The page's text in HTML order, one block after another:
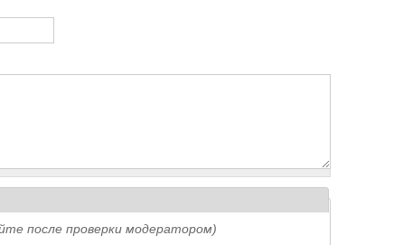
после проверки модератором)